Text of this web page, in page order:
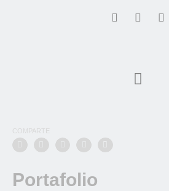
Portafolio
COMPARTE